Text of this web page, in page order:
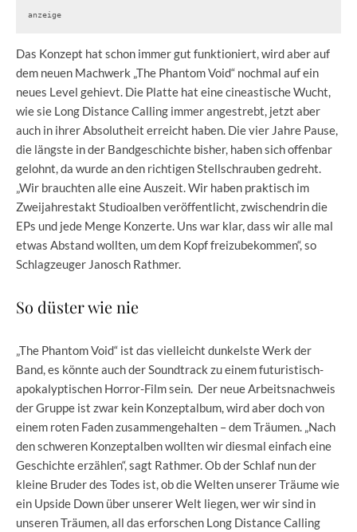
anzeige
Das Konzept hat schon immer gut funktioniert, wird aber auf
dem neuen Machwerk „The Phantom Void“ nochmal auf ein
neues Level gehievt. Die Platte hat eine cineastische Wucht,
wie sie Long Distance Calling immer angestrebt, jetzt aber
auch in ihrer Absolutheit erreicht haben. Die vier Jahre Pause,
die längste in der Bandgeschichte bisher, haben sich offenbar
gelohnt, da wurde an den richtigen Stellschrauben gedreht.
„Wir brauchten alle eine Auszeit. Wir haben praktisch im
Zweijahrestakt Studioalben veröffentlicht, zwischendrin die
EPs und jede Menge Konzerte. Uns war klar, dass wir alle mal
etwas Abstand wollten, um dem Kopf freizubekommen“, so
Schlagzeuger Janosch Rathmer.
So düster wie nie
„The Phantom Void“ ist das vielleicht dunkelste Werk der
Band, es könnte auch der Soundtrack zu einem futuristisch-
apokalyptischen Horror-Film sein. Der neue Arbeitsnachweis
der Gruppe ist zwar kein Konzeptalbum, wird aber doch von
einem roten Faden zusammengehalten – dem Träumen. „Nach
den schweren Konzeptalben wollten wir diesmal einfach eine
Geschichte erzählen“, sagt Rathmer. Ob der Schlaf nun der
kleine Bruder des Todes ist, ob die Welten unserer Träume wie
ein Upside Down über unserer Welt liegen, wer wir sind in
unseren Träumen, all das erforschen Long Distance Calling